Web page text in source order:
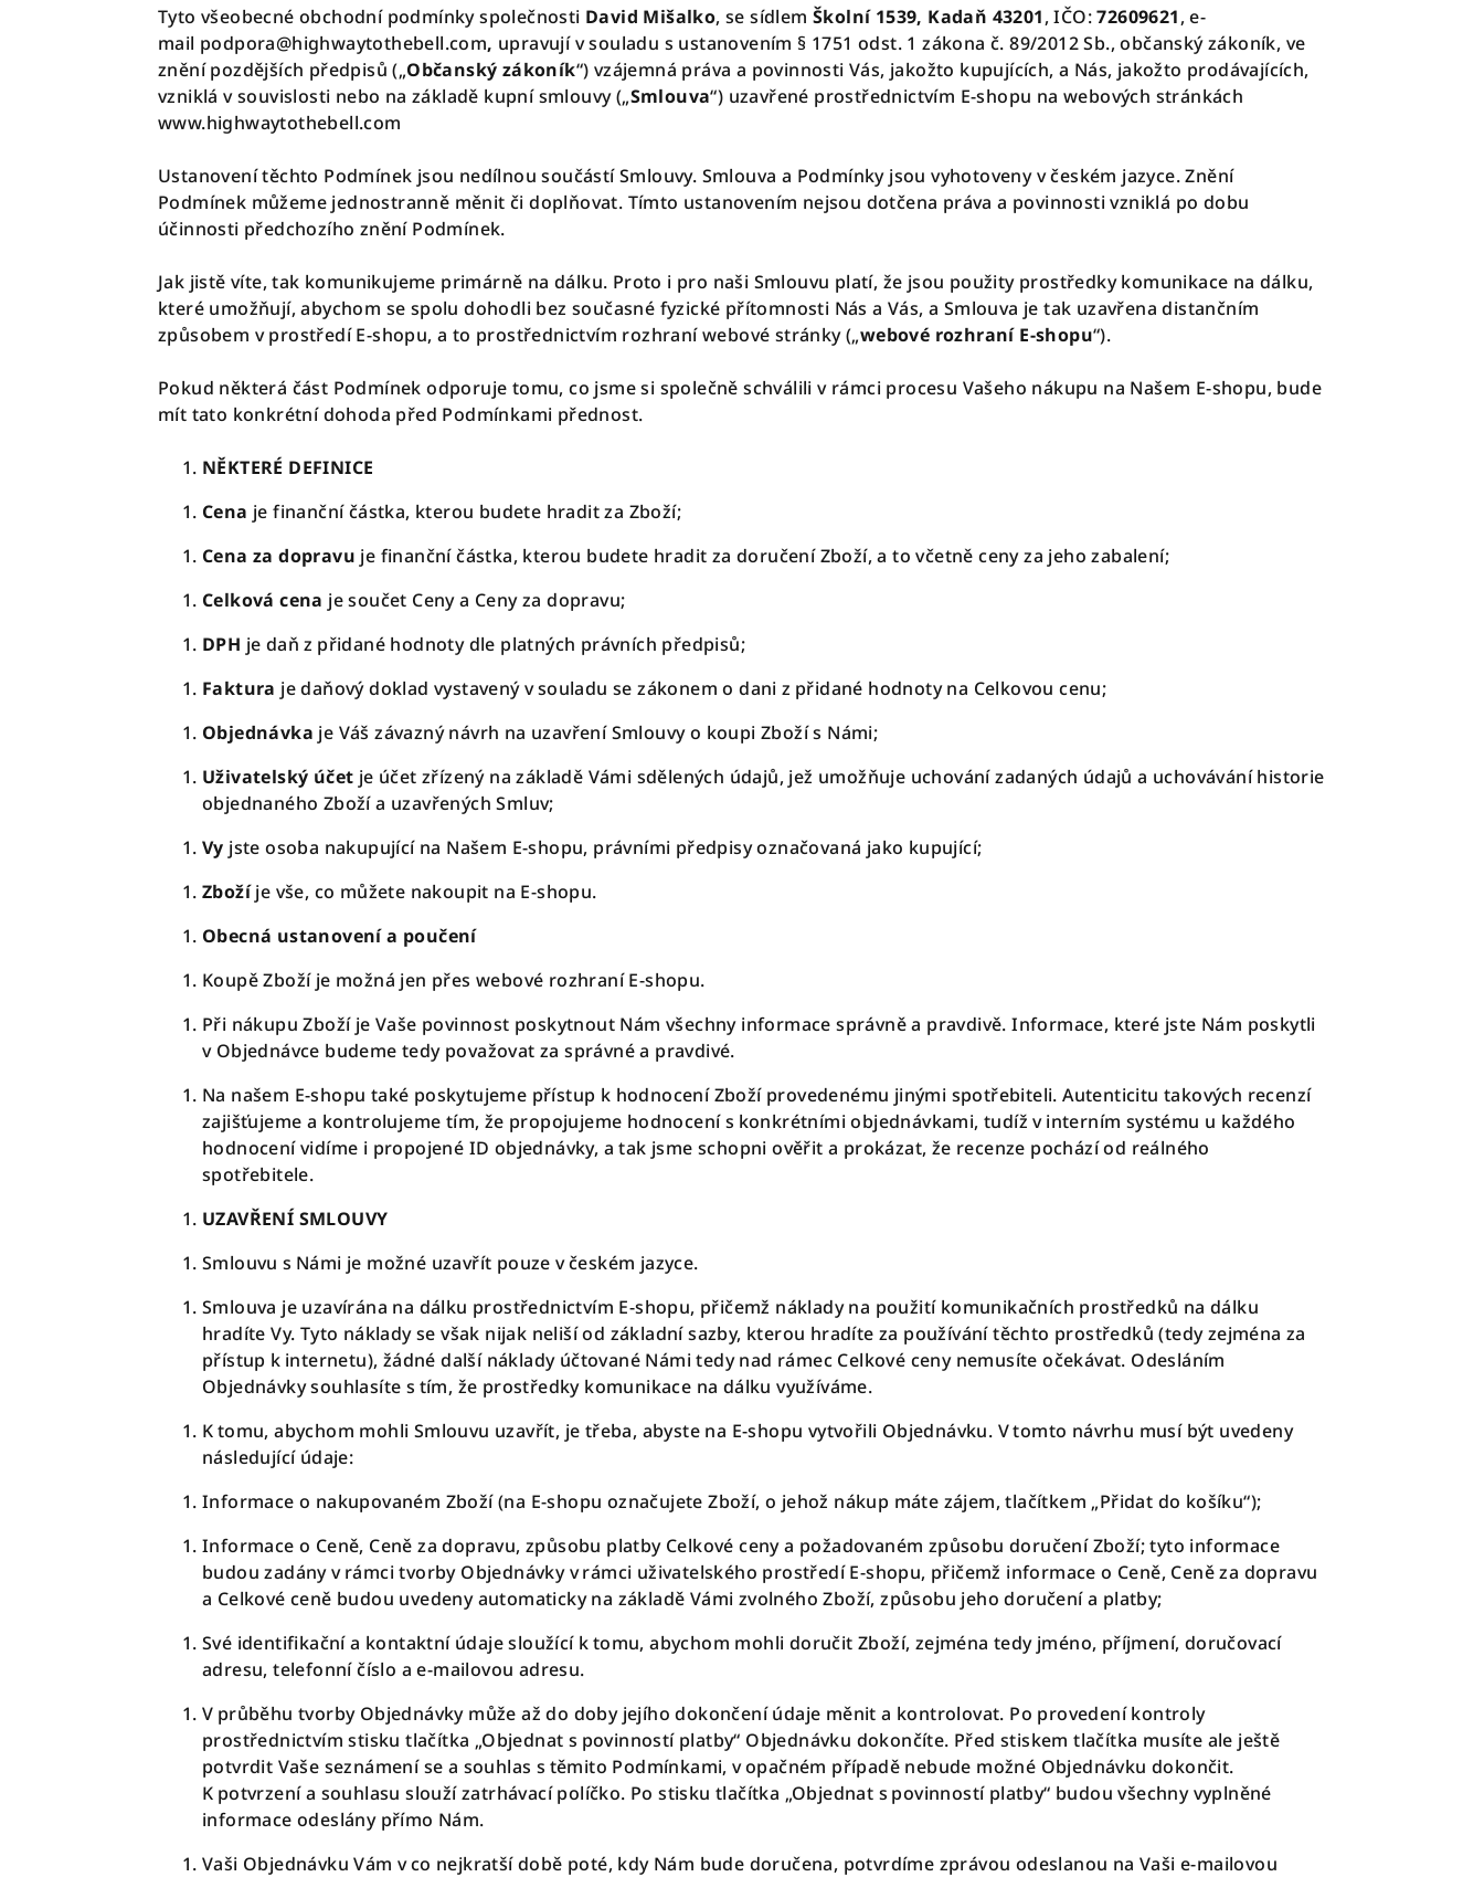
Tyto všeobecné obchodní podmínky společnosti David Mišalko, se sídlemŠkolní 1539, Kadaň 43201, IČO:72609621,e-
mail podpora@highwaytothebell.com, upravují v souladu s ustanovením § 1751 odst. 1 zákona č. 89/2012 Sb., občanský zákoník, ve
znění pozdějších předpisů („Občanský zákoník“) vzájemná práva a povinnosti Vás, jakožto kupujících, a Nás, jakožto prodávajících,
vzniklá v souvislosti nebo na základě kupní smlouvy („Smlouva“) uzavřené prostřednictvím E-shopu na webových stránkách
www.highwaytothebell.com
Ustanovení těchto Podmínek jsou nedílnou součástí Smlouvy. Smlouva a Podmínky jsou vyhotoveny v českém jazyce. Znění
Podmínek můžeme jednostranně měnit či doplňovat. Tímto ustanovením nejsou dotčena práva a povinnosti vzniklá po dobu
účinnosti předchozího znění Podmínek.
Jak jistě víte, tak komunikujeme primárně na dálku. Proto i pro naši Smlouvu platí, že jsou použity prostředky komunikace na dálku,
které umožňují, abychom se spolu dohodli bez současné fyzické přítomnosti Nás a Vás, a Smlouva je tak uzavřena distančním
způsobem v prostředí E-shopu, a to prostřednictvím rozhraní webové stránky („webové rozhraní E-shopu“).
Pokud některá část Podmínek odporuje tomu, co jsme si společně schválili v rámci procesu Vašeho nákupu na Našem E-shopu, bude
mít tato konkrétní dohoda před Podmínkami přednost.
NĚKTERÉ DEFINICE
Cena je finanční částka, kterou budete hradit za Zboží;
Cena za dopravu je finanční částka, kterou budete hradit za doručení Zboží, a to včetně ceny za jeho zabalení;
Celková cena je součet Ceny a Ceny za dopravu;
DPH je daň z přidané hodnoty dle platných právních předpisů;
Faktura je daňový doklad vystavený v souladu se zákonem o dani z přidané hodnoty na Celkovou cenu;
Objednávka je Váš závazný návrh na uzavření Smlouvy o koupi Zboží s Námi;
Uživatelský účet je účet zřízený na základě Vámi sdělených údajů, jež umožňuje uchování zadaných údajů a uchovávání historie
objednaného Zboží a uzavřených Smluv;
Vy jste osoba nakupující na Našem E-shopu, právními předpisy označovaná jako kupující;
Zbožíje vše, co můžete nakoupit na E-shopu.
Obecná ustanovení a poučení
Koupě Zboží je možná jen přes webové rozhraní E-shopu.
Při nákupu Zboží je Vaše povinnost poskytnout Nám všechny informace správně a pravdivě. Informace, které jste Nám poskytli
v Objednávce budeme tedy považovat za správné a pravdivé.
Na našem E-shopu také poskytujeme přístup k hodnocení Zboží provedenému jinými spotřebiteli. Autenticitu takových recenzí
zajišťujeme a kontrolujeme tím, že propojujeme hodnocení s konkrétními objednávkami, tudíž v interním systému u každého
hodnocení vidíme i propojené ID objednávky, a tak jsme schopni ověřit a prokázat, že recenze pochází od reálného
spotřebitele.
UZAVŘENÍ SMLOUVY
Smlouvu s Námi je možné uzavřít pouze v českém jazyce.
Smlouva je uzavírána na dálku prostřednictvím E-shopu, přičemž náklady na použití komunikačních prostředků na dálku
hradíte Vy. Tyto náklady se však nijak neliší od základní sazby, kterou hradíte za používání těchto prostředků (tedy zejména za
přístup k internetu), žádné další náklady účtované Námi tedy nad rámec Celkové ceny nemusíte očekávat. Odesláním
Objednávky souhlasíte s tím, že prostředky komunikace na dálku využíváme.
K tomu, abychom mohli Smlouvu uzavřít, je třeba, abyste na E-shopu vytvořili Objednávku. V tomto návrhu musí být uvedeny
následující údaje:
Informace o nakupovaném Zboží (na E-shopu označujete Zboží, o jehož nákup máte zájem, tlačítkem „Přidat do košíku“);
Informace o Ceně, Ceně za dopravu, způsobu platby Celkové ceny a požadovaném způsobu doručení Zboží; tyto informace
budou zadány v rámci tvorby Objednávky v rámci uživatelského prostředí E-shopu, přičemž informace o Ceně, Ceně za dopravu
a Celkové ceně budou uvedeny automaticky na základě Vámi zvolného Zboží, způsobu jeho doručení a platby;
Své identifikační a kontaktní údaje sloužící k tomu, abychom mohli doručit Zboží, zejména tedy jméno, příjmení, doručovací
adresu, telefonní číslo a e-mailovou adresu.
V průběhu tvorby Objednávky může až do doby jejího dokončení údaje měnit a kontrolovat. Po provedení kontroly
prostřednictvím stisku tlačítka „Objednat s povinností platby“ Objednávku dokončíte. Před stiskem tlačítka musíte ale ještě
potvrdit Vaše seznámení se a souhlas s těmito Podmínkami, v opačném případě nebude možné Objednávku dokončit.
K potvrzení a souhlasu slouží zatrhávací políčko. Po stisku tlačítka „Objednat s povinností platby“ budou všechny vyplněné
informace odeslány přímo Nám.
Vaši Objednávku Vám v co nejkratší době poté, kdy Nám bude doručena, potvrdíme zprávou odeslanou na Vaši e-mailovou